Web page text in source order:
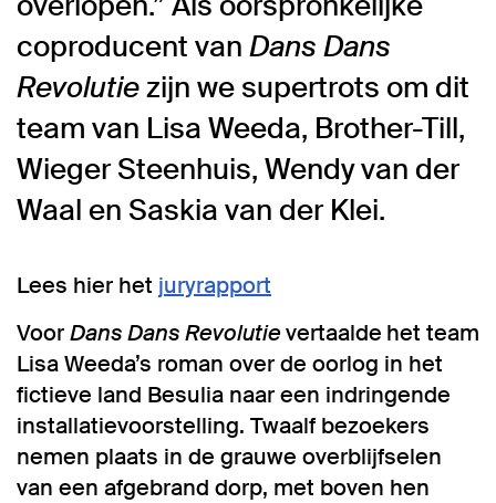
coproducent van Dans Dans
Revolutiezijn we supertrots om dit
team van Lisa Weeda, Brother-Till,
Wieger Steenhuis, Wendy van der
Waal en Saskia van der Klei.
Lees hier het juryrapport
VoorDans Dans Revolutievertaalde het team
Lisa Weeda’s roman over de oorlog in het
fictieve land Besulia naar een indringende
installatievoorstelling. Twaalf bezoekers
nemen plaats in de grauwe overblijfselen
van een afgebrand dorp, met boven hen